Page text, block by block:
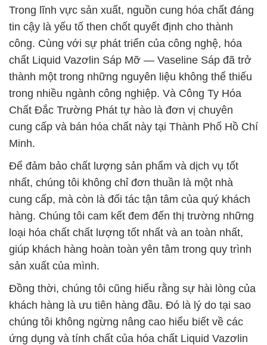
Trong lĩnh vực sản xuất, nguồn cung hóa chất đáng
tin cậy là yếu tố then chốt quyết định cho thành
công. Cùng với sự phát triển của công nghệ, hóa
chất Liquid Vazơlin Sáp Mỡ — Vaseline Sáp đã trở
thành một trong những nguyên liệu không thể thiếu
trong nhiều ngành công nghiệp. Và Công Ty Hóa
Chất Đắc Trường Phát tự hào là đơn vị chuyên
cung cấp và bán hóa chất này tại Thành Phố Hồ Chí
Minh.
Để đảm bảo chất lượng sản phẩm và dịch vụ tốt
nhất, chúng tôi không chỉ đơn thuần là một nhà
cung cấp, mà còn là đối tác tận tâm của quý khách
hàng. Chúng tôi cam kết đem đến thị trường những
loại hóa chất chất lượng tốt nhất và an toàn nhất,
giúp khách hàng hoàn toàn yên tâm trong quy trình
sản xuất của mình.
Đồng thời, chúng tôi cũng hiểu rằng sự hài lòng của
khách hàng là ưu tiên hàng đầu. Đó là lý do tại sao
chúng tôi không ngừng nâng cao hiểu biết về các
ứng dụng và tính chất của hóa chất Liquid Vazơlin